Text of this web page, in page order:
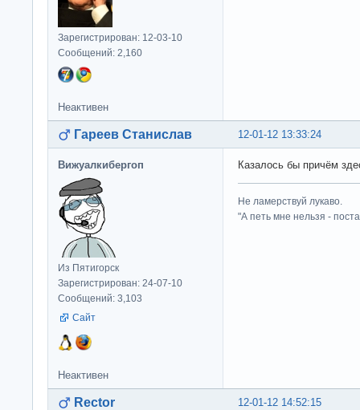
Зарегистрирован: 12-03-10
Сообщений: 2,160
Неактивен
12-01-12 13:33:24
Гареев Станислав
Вижуалкибергоп
Из Пятигорск
Зарегистрирован: 24-07-10
Сообщений: 3,103
Сайт
Казалось бы причём
Не ламерствуй лукаво.
"А петь мне нельзя -
Неактивен
12-01-12 14:52:15
Rector